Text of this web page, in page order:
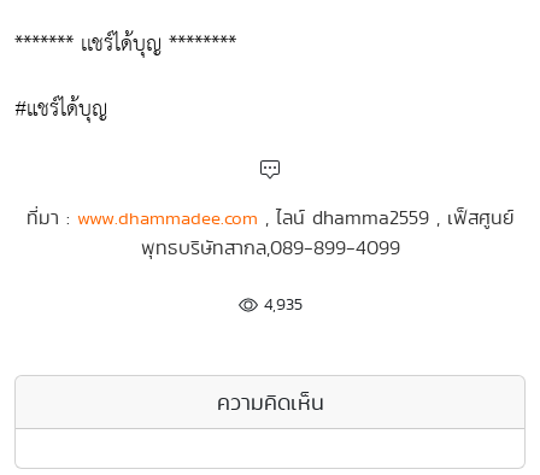
******* เเชร์ได้บุญ ********
#แชร์ได้บุญ
ที่มา : www.dhammadee.com , ไลน์ dhamma2559 , เฟ็สศูนย์
พุทธบริษัทสากล,089-899-4099
4,935
ความคิดเห็น